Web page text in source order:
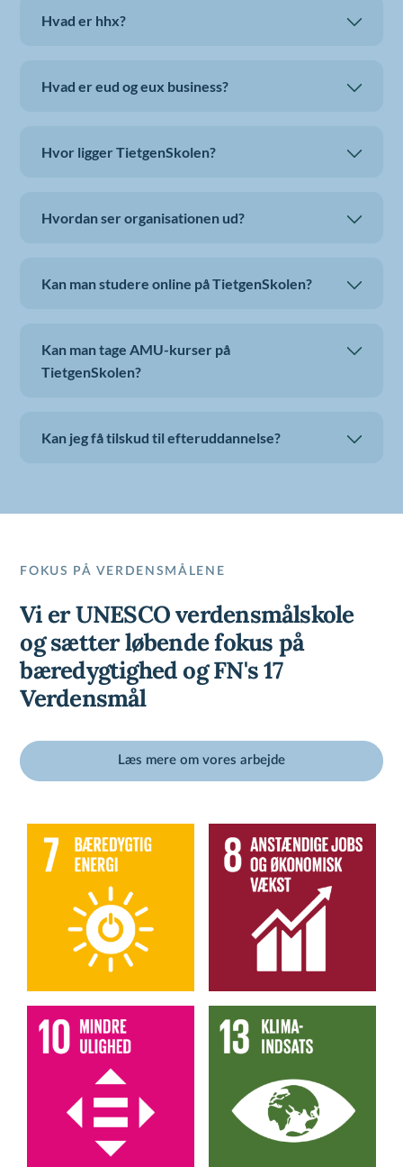
Hvad er hhx?
Hvad er eud og eux business?
Hvor ligger TietgenSkolen?
Hvordan ser organisationen ud?
Kan man studere online på TietgenSkolen?
Kan man tage AMU-kurser på
TietgenSkolen?
Kan jeg få tilskud til efteruddannelse?
FOKUS PÅ VERDENSMÅLENE
Vi er UNESCO verdensmålskole
og sætter løbende fokus på
bæredygtighed og FN's 17
Verdensmål
Læs mere om vores arbejde